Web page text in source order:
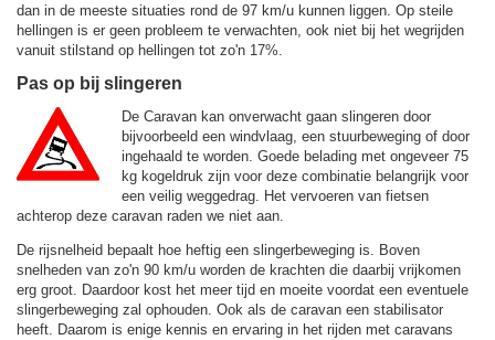
dan in de meeste situaties rond de 97 km/u kunnen liggen. Op steile
hellingen is er geen probleem te verwachten, ook niet bij het wegrijden
vanuit stilstand op hellingen tot zo'n 17%.
Pas op bij slingeren
De Caravan kan onverwacht gaan slingeren door
bijvoorbeeld een windvlaag, een stuurbeweging of door
ingehaald te worden. Goede belading met ongeveer 75
kg kogeldruk zijn voor deze combinatie belangrijk voor
een veilig weggedrag. Het vervoeren van fietsen
achterop deze caravan raden we niet aan.
De rijsnelheid bepaalt hoe heftig een slingerbeweging is. Boven
snelheden van zo'n 90 km/u worden de krachten die daarbij vrijkomen
erg groot. Daardoor kost het meer tijd en moeite voordat een eventuele
slingerbeweging zal ophouden. Ook als de caravan een stabilisator
heeft. Daarom is enige kennis en ervaring in het rijden met caravans